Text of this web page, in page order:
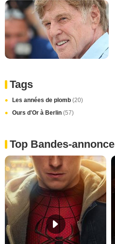
Tags
Les années de plomb (20)
Ours d'Or à Berlin (57)
Top Bandes-